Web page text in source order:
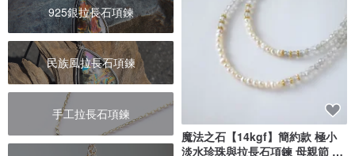
925銀拉長石項鍊
民族風拉長石項鍊
手工拉長石項鍊
魔法之石【14kgf】簡約款 極小
淡水珍珠與拉長石項鍊 母親節 生